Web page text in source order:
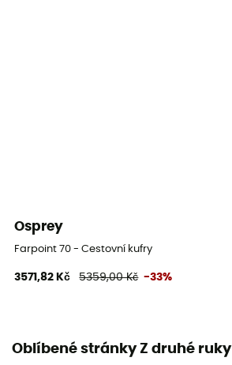
Osprey
Farpoint 70 - Cestovní kufry
3571,82 Kč 5359,00 Kč -33%
Oblíbené stránky Z druhé ruky